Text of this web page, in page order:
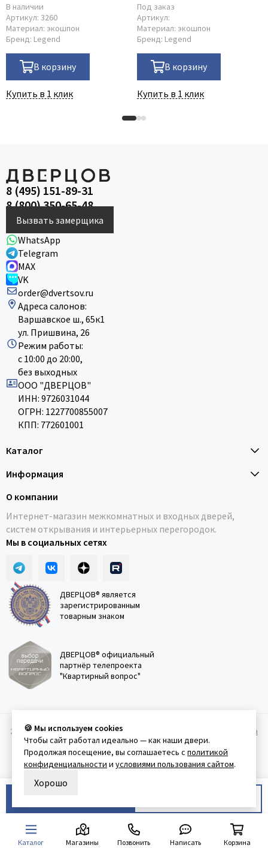
В наличии
Артикул: 3260
Материал: экошпон
Бренд: Legend
В корзину
Купить в 1 клик
Под заказ
Артикул:
Материал: экошпон
Бренд: Legend
В корзину
Купить в 1 клик
8 (495) 151-89-31
8 (800) 350-65-48
Вызвать замерщика
WhatsApp
Telegram
MAX
VK
order@dvertsov.ru
Адреса салонов:
Варшавское ш., 65к1
ул. Пришвина, 26
Режим работы:
с 10:00 до 20:00,
без выходных
ООО "ДВЕРЦОВ"
ИНН: 9726031044
ОГРН: 1227700855007
КПП: 772601001
Каталог
Информация
О компании
Интернет-магазин межкомнатных и входных дверей,
систем открывания и интерьерных перегородок.
Мы в социальных сетях
ДВЕРЦОВ® является
зарегистрированным
товарным знаком
ДВЕРЦОВ® официальный
партнёр телепроекта
"Квартирный вопрос"
2011-2026 © Дверцов. Карта сайта
Политика
конфеденциальности Условия использования сайта
Каталог Магазины Позвонить Написать Корзина
🍪 Мы используем cookies
Чтобы сайт работал идеально — как наши двери.
Продолжая посещение, вы соглашаетесь с политикой
конфиденциальности и условиями пользования сайтом.
Хорошо